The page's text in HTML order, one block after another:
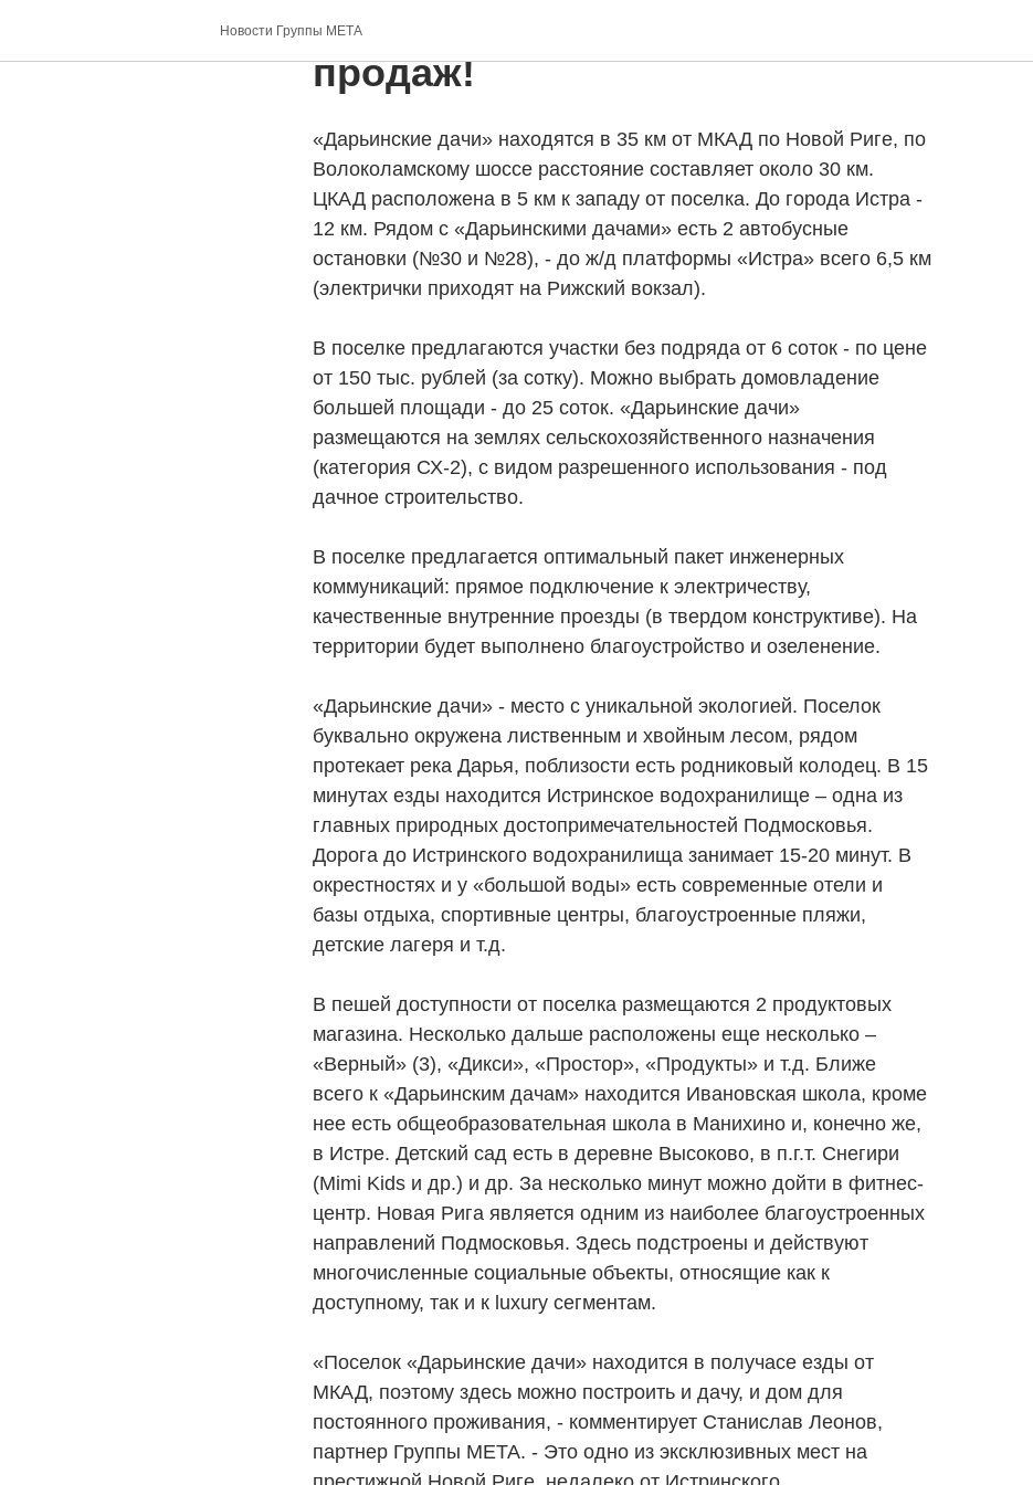
Новости Группы МЕТА«Дарьинские дачи»: старт
продаж!
«Дарьинские дачи» находятся в 35 км от МКАД по Новой Риге, по
Волоколамскому шоссе расстояние составляет около 30 км.
ЦКАД расположена в 5 км к западу от поселка. До города Истра -
12 км. Рядом с «Дарьинскими дачами» есть 2 автобусные
остановки (№30 и №28), - до ж/д платформы «Истра» всего 6,5 км
(электрички приходят на Рижский вокзал).
В поселке предлагаются участки без подряда от 6 соток - по цене
от 150 тыс. рублей (за сотку). Можно выбрать домовладение
большей площади - до 25 соток. «Дарьинские дачи»
размещаются на землях сельскохозяйственного назначения
(категория СХ-2), с видом разрешенного использования - под
дачное строительство.
В поселке предлагается оптимальный пакет инженерных
коммуникаций: прямое подключение к электричеству,
качественные внутренние проезды (в твердом конструктиве). На
территории будет выполнено благоустройство и озеленение.
«Дарьинские дачи» - место с уникальной экологией. Поселок
буквально окружена лиственным и хвойным лесом, рядом
протекает река Дарья, поблизости есть родниковый колодец. В 15
минутах езды находится Истринское водохранилище – одна из
главных природных достопримечательностей Подмосковья.
Дорога до Истринского водохранилища занимает 15-20 минут. В
окрестностях и у «большой воды» есть современные отели и
базы отдыха, спортивные центры, благоустроенные пляжи,
детские лагеря и т.д.
В пешей доступности от поселка размещаются 2 продуктовых
магазина. Несколько дальше расположены еще несколько –
«Верный» (3), «Дикси», «Простор», «Продукты» и т.д. Ближе
всего к «Дарьинским дачам» находится Ивановская школа, кроме
нее есть общеобразовательная школа в Манихино и, конечно же,
в Истре. Детский сад есть в деревне Высоково, в п.г.т. Снегири
(Mimi Kids и др.) и др. За несколько минут можно дойти в фитнес-
центр. Новая Рига является одним из наиболее благоустроенных
направлений Подмосковья. Здесь подстроены и действуют
многочисленные социальные объекты, относящие как к
доступному, так и к luxury сегментам.
«Поселок «Дарьинские дачи» находится в получасе езды от
МКАД, поэтому здесь можно построить и дачу, и дом для
постоянного проживания, - комментирует Станислав Леонов,
партнер Группы МЕТА. - Это одно из эксклюзивных мест на